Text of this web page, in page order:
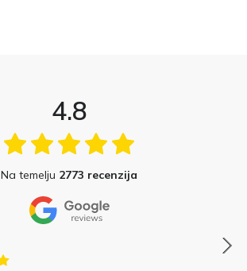
4.8
Na temelju 2773 recenzija